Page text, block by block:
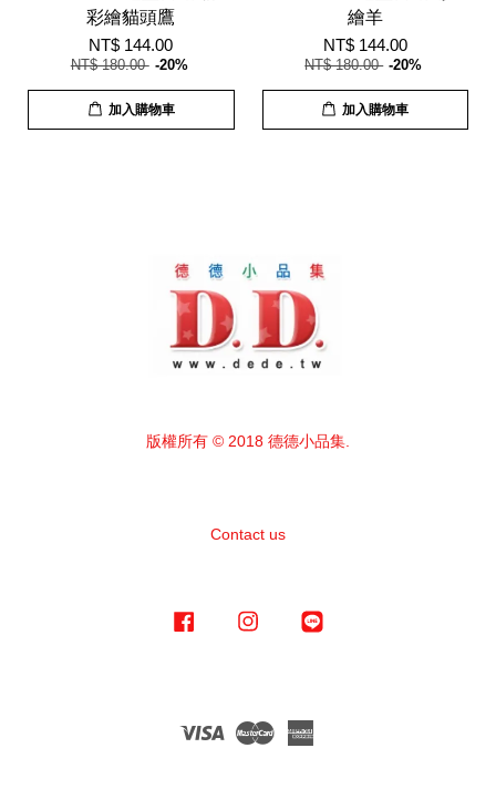
彩繪貓頭鷹
NT$ 144.00
NT$ 180.00 -20%
加入購物車
繪羊
NT$ 144.00
NT$ 180.00 -20%
加入購物車
版權所有 © 2018 德德小品集.
Contact us
Facebook Instagram
Visa Master